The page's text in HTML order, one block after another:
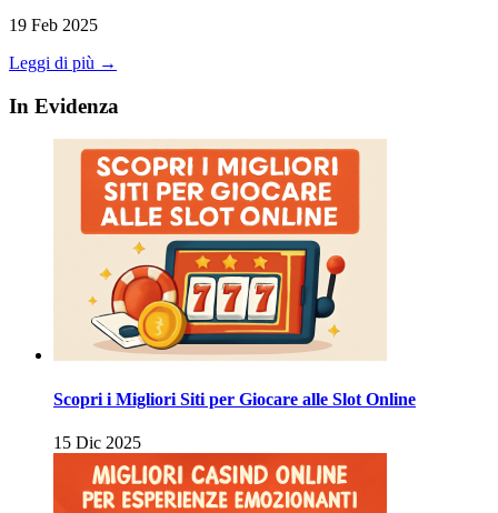
19 Feb 2025
Leggi di più →
In Evidenza
Scopri i Migliori Siti per Giocare alle Slot Online
15 Dic 2025